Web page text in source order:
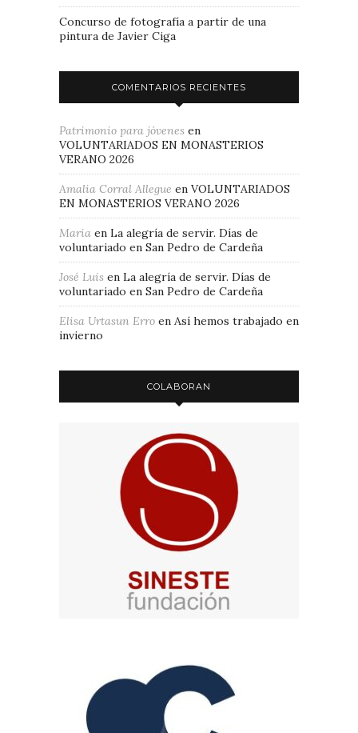
Concurso de fotografía a partir de una
pintura de Javier Ciga
COMENTARIOS RECIENTES
Patrimonio para jóvenes en
VOLUNTARIADOS EN MONASTERIOS
VERANO 2026
Amalia Corral Allegue en VOLUNTARIADOS
EN MONASTERIOS VERANO 2026
Maria en La alegría de servir. Días de
voluntariado en San Pedro de Cardeña
José Luis en La alegría de servir. Días de
voluntariado en San Pedro de Cardeña
Elisa Urtasun Erro en Así hemos trabajado en
invierno
COLABORAN